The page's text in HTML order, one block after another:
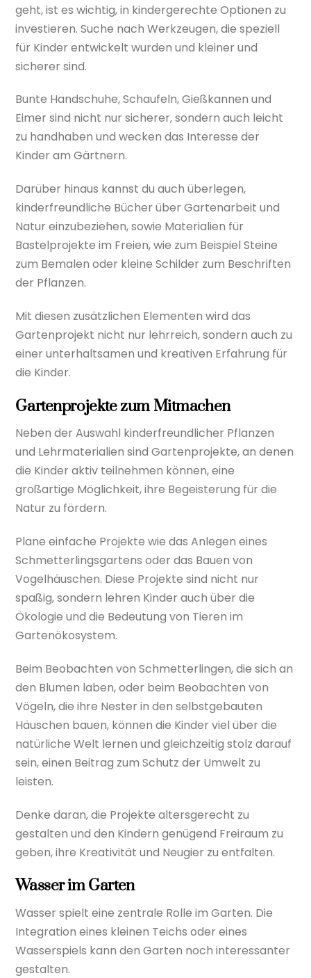
geht, ist es wichtig, in kindergerechte Optionen zu
investieren. Suche nach Werkzeugen, die speziell
für Kinder entwickelt wurden und kleiner und
sicherer sind.
Bunte Handschuhe, Schaufeln, Gießkannen und
Eimer sind nicht nur sicherer, sondern auch leicht
zu handhaben und wecken das Interesse der
Kinder am Gärtnern.
Darüber hinaus kannst du auch überlegen,
kinderfreundliche Bücher über Gartenarbeit und
Natur einzubeziehen, sowie Materialien für
Bastelprojekte im Freien, wie zum Beispiel Steine
zum Bemalen oder kleine Schilder zum Beschriften
der Pflanzen.
Mit diesen zusätzlichen Elementen wird das
Gartenprojekt nicht nur lehrreich, sondern auch zu
einer unterhaltsamen und kreativen Erfahrung für
die Kinder.
Gartenprojekte zum Mitmachen
Neben der Auswahl kinderfreundlicher Pflanzen
und Lehrmaterialien sind Gartenprojekte, an denen
die Kinder aktiv teilnehmen können, eine
großartige Möglichkeit, ihre Begeisterung für die
Natur zu fördern.
Plane einfache Projekte wie das Anlegen eines
Schmetterlingsgartens oder das Bauen von
Vogelhäuschen. Diese Projekte sind nicht nur
spaßig, sondern lehren Kinder auch über die
Ökologie und die Bedeutung von Tieren im
Gartenökosystem.
Beim Beobachten von Schmetterlingen, die sich an
den Blumen laben, oder beim Beobachten von
Vögeln, die ihre Nester in den selbstgebauten
Häuschen bauen, können die Kinder viel über die
natürliche Welt lernen und gleichzeitig stolz darauf
sein, einen Beitrag zum Schutz der Umwelt zu
leisten.
Denke daran, die Projekte altersgerecht zu
gestalten und den Kindern genügend Freiraum zu
geben, ihre Kreativität und Neugier zu entfalten.
Wasser im Garten
Wasser spielt eine zentrale Rolle im Garten. Die
Integration eines kleinen Teichs oder eines
Wasserspiels kann den Garten noch interessanter
gestalten.